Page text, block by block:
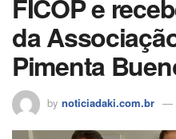
FICOP e
da
Pimenta
by noticiadaki.com.br